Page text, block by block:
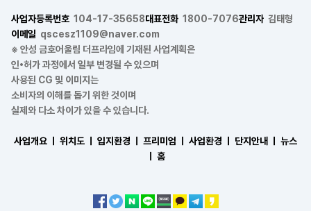
사업자등록번호 104-17-35658대표전화 1800-7076관리자 김태형
이메일 qscesz1109@naver.com
※ 안성 금호어울림 더프라임에 기재된 사업계획은
인•허가 과정에서 일부 변경될 수 있으며
사용된 CG 및 이미지는
소비자의 이해를 돕기 위한 것이며
실제와 다소 차이가 있을 수 있습니다.
사업개요 ㅣ 위치도 ㅣ 입지환경 ㅣ 프리미엄 ㅣ 사업환경 ㅣ 단지안내 ㅣ
뉴스
홈